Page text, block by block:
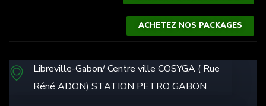
ACHETEZ NOS PACKAGES
Libreville-Gabon/ Centre ville COSYGA ( Rue
Réné ADON) STATION PETRO GABON